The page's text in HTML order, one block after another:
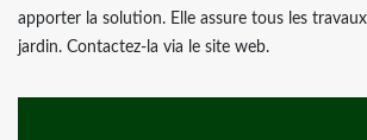
apporter la solution. Elle assure tous les
jardin. Contactez-la via le site web.